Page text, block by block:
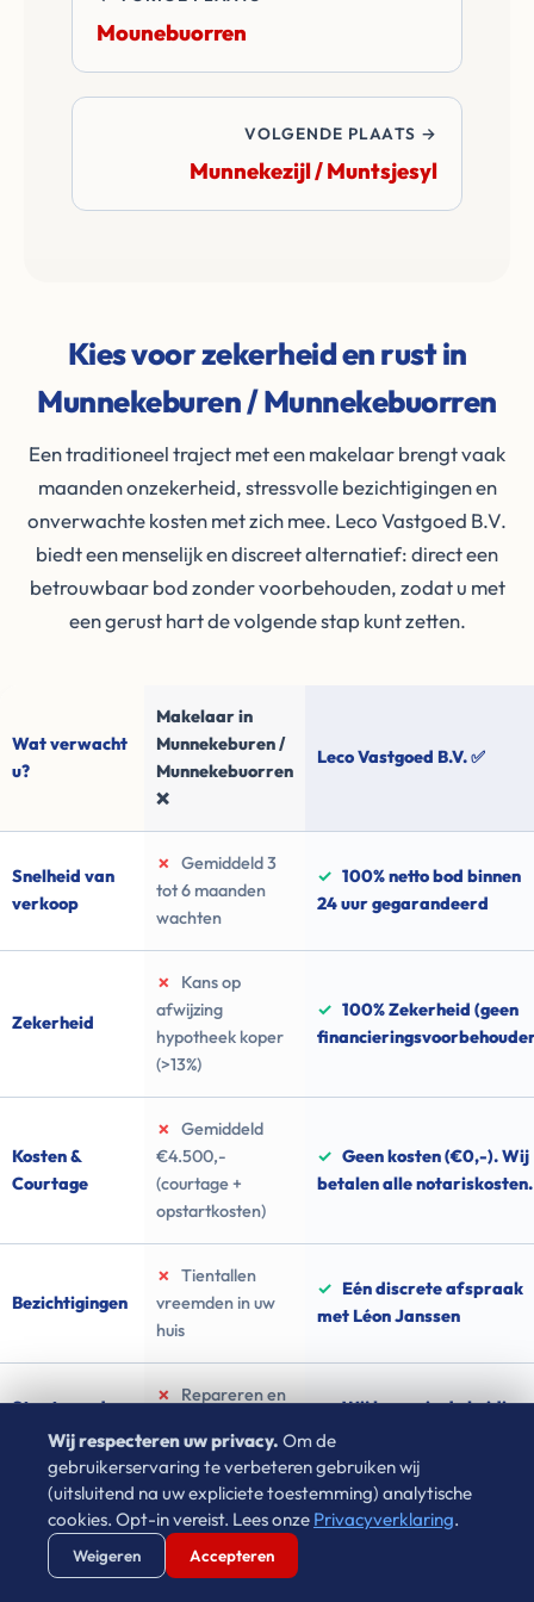
Mounebuorren
VOLGENDE PLAATS →
Munnekezijl / Muntsjesyl
Kies voor zekerheid en rust in
Munnekeburen / Munnekebuorren
Een traditioneel traject met een makelaar brengt vaak
maanden onzekerheid, stressvolle bezichtigingen en
onverwachte kosten met zich mee. Leco Vastgoed B.V.
biedt een menselijk en discreet alternatief: direct een
betrouwbaar bod zonder voorbehouden, zodat u met
een gerust hart de volgende stap kunt zetten.
Wat verwacht
u?
Makelaar in
Munnekeburen /
Munnekebuorren
❌
Leco Vastgoed B.V. ✅
Snelheid van
verkoop
✗
Gemiddeld 3
tot 6 maanden
wachten
✓ 100% netto bod binnen
24 uur gegarandeerd
Zekerheid
✗
Kans op
afwijzing
hypotheek koper
(>13%)
✓ 100% Zekerheid (geen
Kosten &
Courtage
✗
Gemiddeld
€4.500,-
(courtage +
opstartkosten)
✓ Geen kosten (€0,-). Wij
betalen alle notariskosten.
Bezichtigingen
✗
Tientallen
vreemden in uw
huis
✓ Eén discrete afspraak
met Léon Janssen
Staat van de
woning
✗
Repareren en
maken
✓ Wij kopen in de huidige,
verouderde staat
Opleverdatum
✗ Geheel
afhankelijk van de
koper
✓ U bepaalt zélf exact de
Wij respecteren uw privacy. Om de
gebruikerservaring te verbeteren gebruiken wij
(uitsluitend na uw expliciete toestemming) analytische
cookies. Opt-in vereist. Lees onze Privacyverklaring.
Weigeren Accepteren
Verstuur WhatsApp